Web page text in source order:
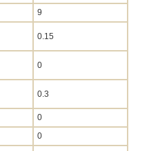
9
0.15
0
0.3
0
0